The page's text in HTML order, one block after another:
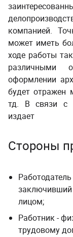
компанией.
может иметь
ходе работы
различными
оформлении
будет отражен
тд. В связи с
Стороны
заключивший
лицом;
Работник -
трудовому